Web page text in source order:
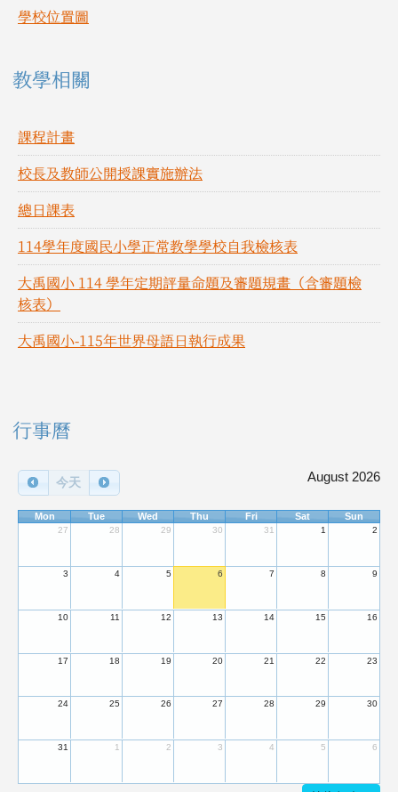
學校位置圖
教學相關
課程計畫
校長及教師公開授課實施辦法
總日課表
114學年度國民小學正常教學學校自我檢核表
大禹國小 114 學年定期評量命題及審題規畫（含審題檢
核表）
大禹國小-115年世界母語日執行成果
右邊區域內容
行事曆
今天 August 2026
Mon Tue Wed Thu Fri Sat Sun
27 28 29 30 31 1 2
3 4 5 6 7 8 9
10 11 12 13 14 15 16
17 18 19 20 21 22 23
24 25 26 27 28 29 30
31 1 2 3 4 5 6